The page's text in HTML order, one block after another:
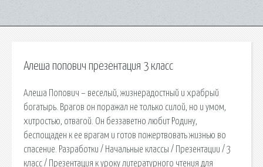
Алеша попович презентация 3 класс
Алеша Попович – веселый, жизнерадостный и храбрый
богатырь. Врагов он поражал не только силой, но и умом,
хитростью, отвагой. Он беззаветно любит Родину,
беспощаден к ее врагам и готов пожертвовать жизнью во
спасение. Разработки / Начальные классы / Презентации / 3
класс / Презентация к уроку литературного чтения для